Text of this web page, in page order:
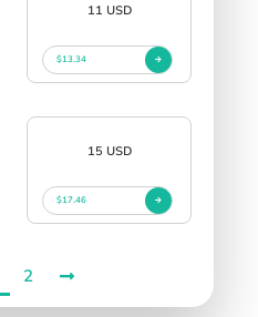
11 USD
$13.34
15 USD
$17.46
2